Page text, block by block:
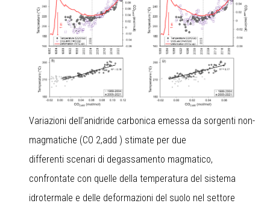
Variazioni dell’anidride carbonica emessa da sorgenti non-
magmatiche (CO 2,add ) stimate per due
differenti scenari di degassamento magmatico,
confrontate con quelle della temperatura del sistema
idrotermale e delle deformazioni del suolo nel settore